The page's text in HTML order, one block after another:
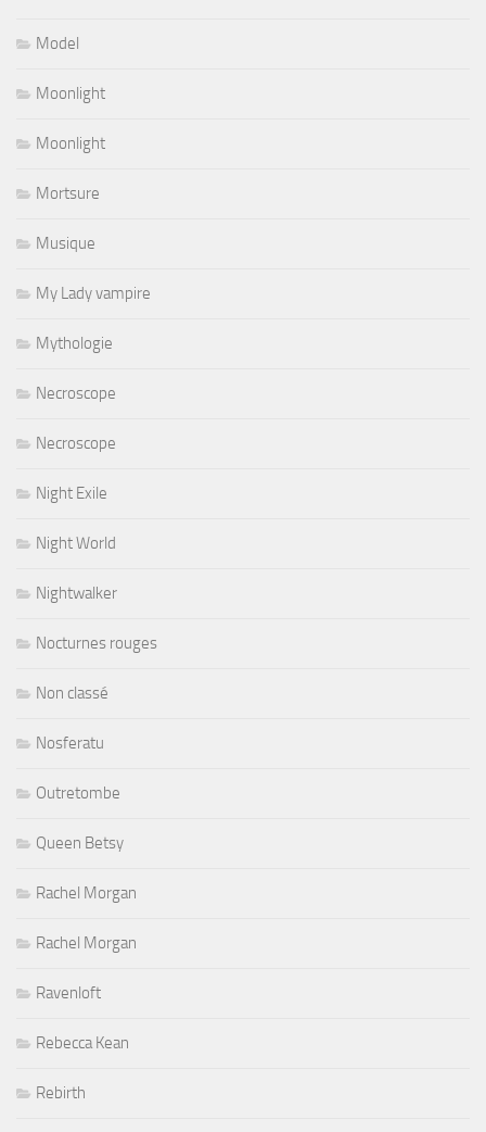
Model
Moonlight
Moonlight
Mortsure
Musique
My Lady vampire
Mythologie
Necroscope
Necroscope
Night Exile
Night World
Nightwalker
Nocturnes rouges
Non classé
Nosferatu
Outretombe
Queen Betsy
Rachel Morgan
Rachel Morgan
Ravenloft
Rebecca Kean
Rebirth